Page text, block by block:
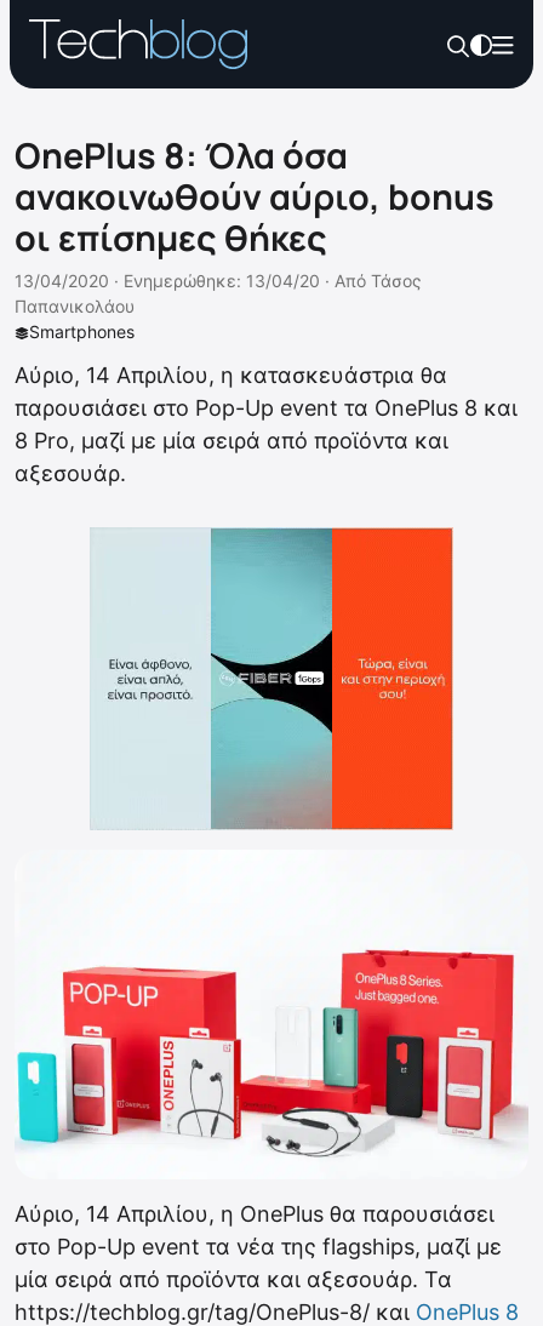
OnePlus 8: Όλα όσα
ανακοινωθούν αύριο, bonus
οι επίσημες θήκες
Smartphones
13/04/2020 · Ενημερώθηκε: 13/04/20 · Από Τάσος
Παπανικολάου
Αύριο, 14 Απριλίου, η κατασκευάστρια θα
παρουσιάσει στο Pop-Up event τα OnePlus 8 και
8 Pro, μαζί με μία σειρά από προϊόντα και
αξεσουάρ.
Αύριο, 14 Απριλίου, η OnePlus θα παρουσιάσει
στο Pop-Up event τα νέα της flagships, μαζί με
μία σειρά από προϊόντα και αξεσουάρ. Τα
https://techblog.gr/tag/OnePlus-8/ και OnePlus 8